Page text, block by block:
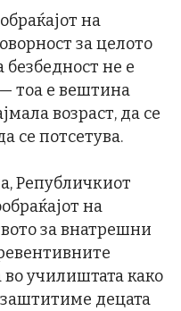
на
за целото
безбедност не е
тоа е вештина
возраст, да се
се потсетува.
Републичкиот
на
за внатрешни
училиштата како
децата